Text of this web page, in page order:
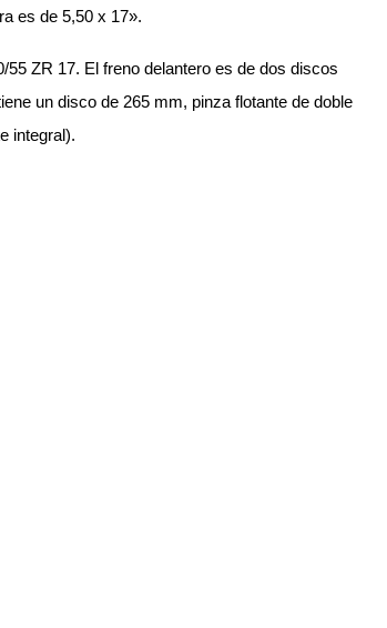
es de 5,50 x 17».
ZR 17. El freno delantero es de dos discos
un disco de 265 mm, pinza flotante de doble
integral).